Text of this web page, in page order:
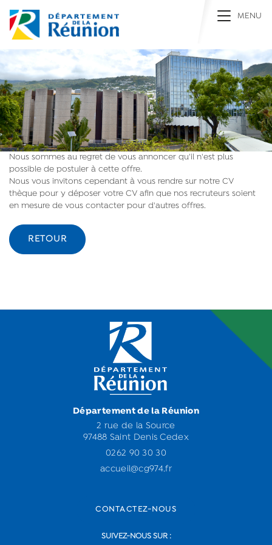
Toggle
MENU
Nous sommes au regret de vous annoncer qu'il n'est plus
possible de postuler à cette offre.
Nous vous invitons cependant à vous rendre sur notre CV
thèque pour y déposer votre CV afin que nos recruteurs soient
en mesure de vous contacter pour d'autres offres.
RETOUR
Département de la Réunion
2 rue de la Source
97488 Saint Denis Cedex
0262 90 30 30
accueil@cg974.fr
CONTACTEZ-NOUS
SUIVEZ-NOUS SUR :